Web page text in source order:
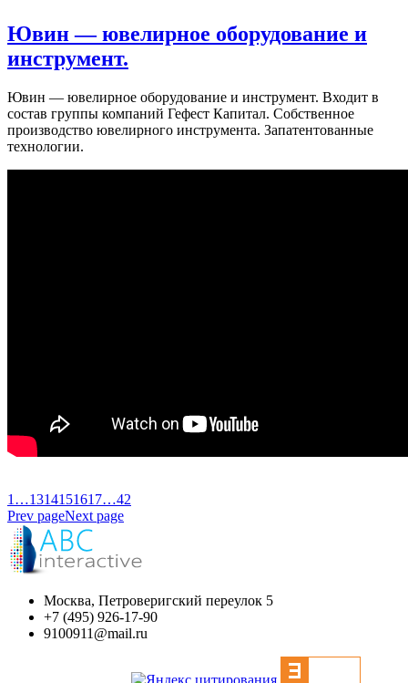
Ювин — ювелирное оборудование и
инструмент.
Ювин — ювелирное оборудование и инструмент. Входит в
состав группы компаний Гефест Капитал. Собственное
производство ювелирного инструмента. Запатентованные
технологии.
1 …1314151617…42
Prev pageNext page
Москва, Петроверигский переулок 5
+7 (495) 926-17-90
9100911@mail.ru